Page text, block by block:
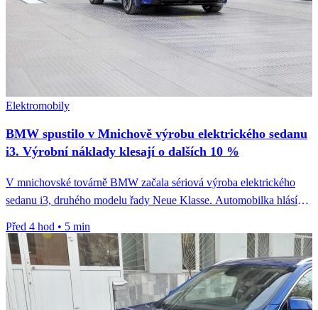
Elektromobily
BMW spustilo v Mnichově výrobu elektrického sedanu
i3. Výrobní náklady klesají o dalších 10 %
V mnichovské továrně BMW začala sériová výroba elektrického
sedanu i3, druhého modelu řady Neue Klasse. Automobilka hlásí
Před 4 hod • 5 min